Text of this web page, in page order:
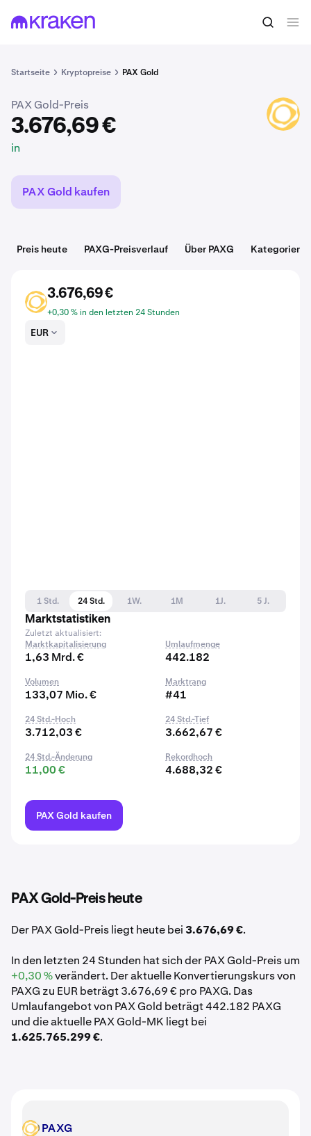
Startseite Kryptopreise PAX Gold
3.676,69 € PAXG kaufen
PAX Gold-Preis
3.676,69 €
in
PAX Gold kaufen
Preis heute PAXG-Preisverlauf Über PAXG Kategorien
PAXG
3.676,69 €
+0,30 % in den letzten 24 Stunden
EUR
1 Std. 24 Std. 1W. 1M 1J.
5 J.
Marktstatistiken
Zuletzt aktualisiert:
Marktkapitalisierung
1,63 Mrd. €
Umlaufmenge
442.182
Volumen
133,07 Mio. €
Marktrang
#41
24 Std.-Hoch
3.712,03 €
24 Std.-Tief
3.662,67 €
24 Std.-Änderung
11,00 €
Rekordhoch
4.688,32 €
PAX Gold kaufen
PAX Gold-Preis heute
Der PAX Gold-Preis liegt heute bei 3.676,69 €.
In den letzten 24 Stunden hat sich der PAX Gold-Preis um
+0,30 %verändert. Der aktuelle Konvertierungskurs von
PAXG zu EUR beträgt 3.676,69 € pro PAXG. Das
Umlaufangebot von PAX Gold beträgt 442.182 PAXG
und die aktuelle PAX Gold-MK liegt bei
1.625.765.299 €.
PAXG PAXG